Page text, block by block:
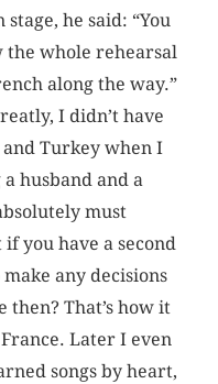
he said: “You
the whole rehearsal
along the way.”
I didn’t have
and Turkey when I
husband and a
must
you have a second
any decisions
then? That’s how it
Later I even
songs by heart,